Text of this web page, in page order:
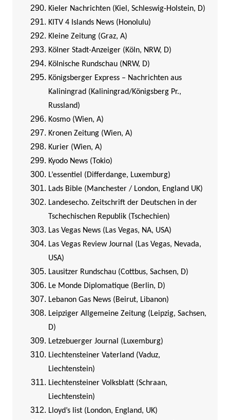
Kieler Nachrichten (Kiel, Schleswig-Holstein, D)
KITV 4 Islands News (Honolulu)
Kleine Zeitung (Graz, A)
Kölner Stadt-Anzeiger (Köln, NRW, D)
Kölnische Rundschau (NRW, D)
Königsberger Express – Nachrichten aus
Kaliningrad (Kaliningrad/Königsberg Pr.,
Russland)
Kosmo (Wien, A)
Kronen Zeitung (Wien, A)
Kurier (Wien, A)
Kyodo News (Tokio)
L’essentiel (Differdange, Luxemburg)
Lads Bible (Manchester / London, England UK)
Landesecho. Zeitschrift der Deutschen in der
Tschechischen Republik (Tschechien)
Las Vegas News (Las Vegas, NA, USA)
Las Vegas Review Journal (Las Vegas, Nevada,
USA)
Lausitzer Rundschau (Cottbus, Sachsen, D)
Le Monde Diplomatique (Berlin, D)
Lebanon Gas News (Beirut, Libanon)
Leipziger Allgemeine Zeitung (Leipzig, Sachsen,
D)
Letzebuerger Journal (Luxemburg)
Liechtensteiner Vaterland (Vaduz,
Liechtenstein)
Liechtensteiner Volksblatt (Schraan,
Liechtenstein)
Lloyd’s list (London, England, UK)